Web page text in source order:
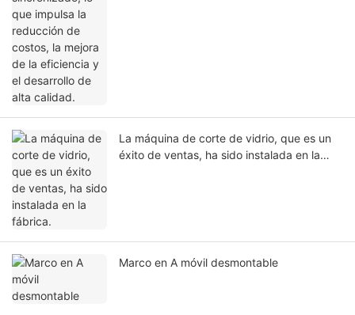
La máquina de corte de vidrio, que es un
éxito de ventas, ha sido instalada en la
Marco en A móvil desmontable